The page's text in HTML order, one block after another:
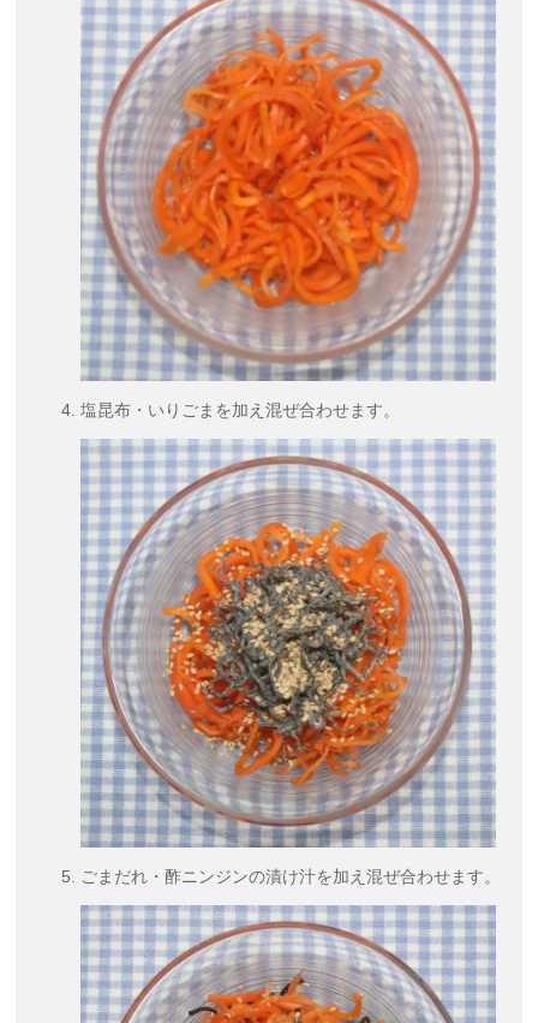
塩昆布・いりごまを加え混ぜ合わせます。
ごまだれ・酢ニンジンの漬け汁を加え混ぜ合わせます。